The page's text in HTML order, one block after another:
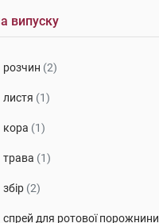
Абді Ібрахім Ілач Санаї ве
Тіджарет(2)
Стада Арцнайміттель
Фітофарм Кленка
Ай-Сі-Ен Польфа Жешув
Лабораторіум Санітатіс, С.Л.
Фармак
Дарниця ФФ(2)
випуску
розчин (2)
листя (1)
кора (1)
трава (1)
збір (2)
спрей для ротової порожнини